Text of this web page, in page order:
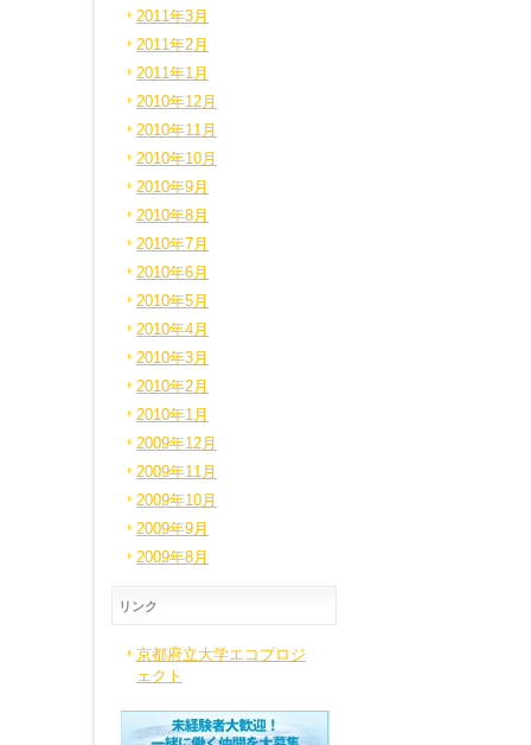
2011年3月
2011年2月
2011年1月
2010年12月
2010年11月
2010年10月
2010年9月
2010年8月
2010年7月
2010年6月
2010年5月
2010年4月
2010年3月
2010年2月
2010年1月
2009年12月
2009年11月
2009年10月
2009年9月
2009年8月
リンク
京都府立大学エコプロジ
ェクト